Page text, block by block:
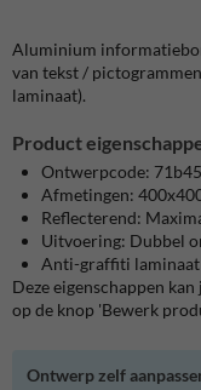
Aluminium
van tekst /
laminaat).
Product
Ontwerpcode:
Afmetingen:
Reflecterend:
Uitvoering: Dubbel
Anti-graffiti laminaat
Deze eigenschappen
op de knop 'Bewerk
Ontwerp zelf